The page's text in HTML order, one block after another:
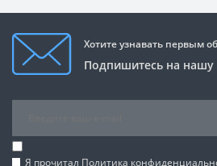
Хотите узнавать первым
Подпишитесь на нашу
Я прочитал Политика